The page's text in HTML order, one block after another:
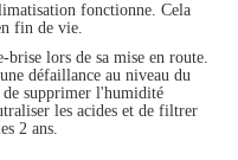
fonctionne. Cela
fin de vie.
lors de sa mise en route.
défaillance au niveau du
de supprimer l'humidité
les acides et de filtrer
2 ans.